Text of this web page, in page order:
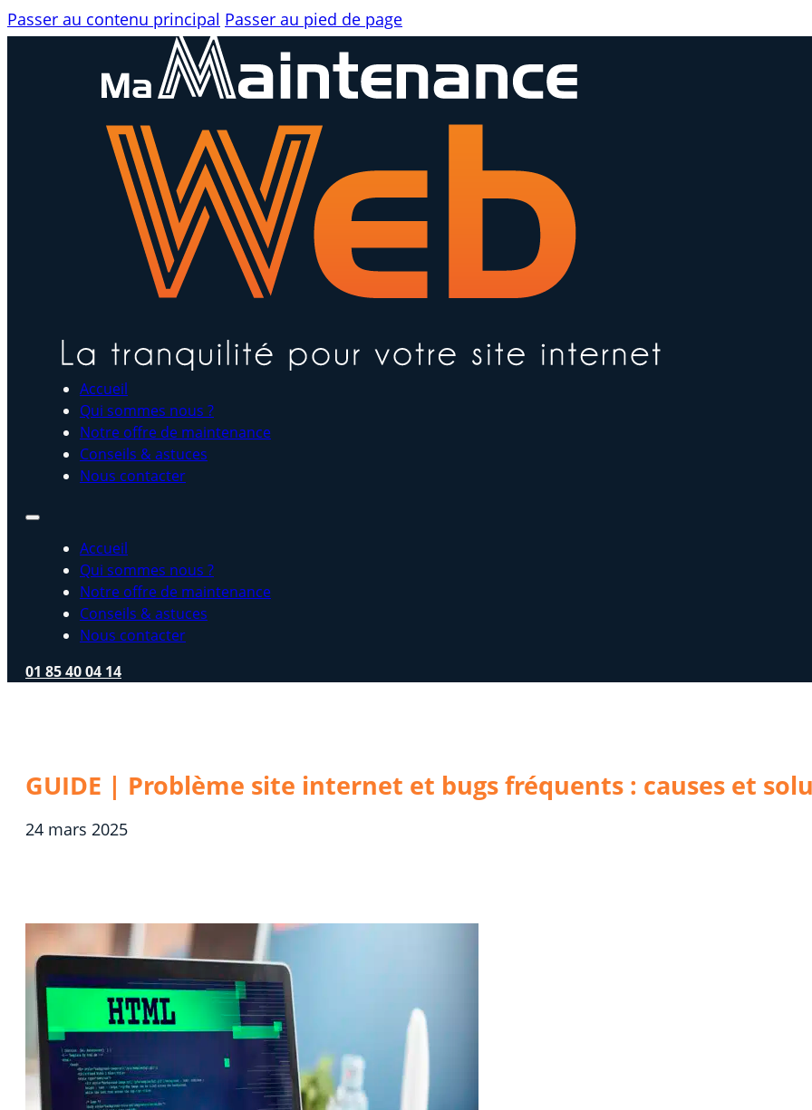
Passer au contenu principal Passer au pied de page
Accueil
Qui sommes nous ?
Notre offre de maintenance
Conseils & astuces
Nous contacter
Accueil
Qui sommes nous ?
Notre offre de maintenance
Conseils & astuces
Nous contacter
01 85 40 04 14
GUIDE | Problème site internet et bugs fréquents : causes et
24 mars 2025